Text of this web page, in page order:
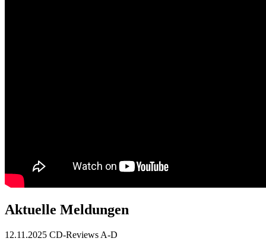
Aktuelle Meldungen
12.11.2025 CD-Reviews A-D